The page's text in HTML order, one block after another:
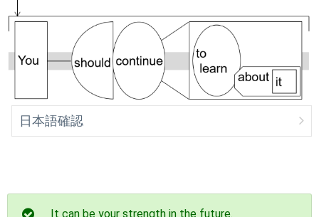
日本語確認
It can be your strength in the future.